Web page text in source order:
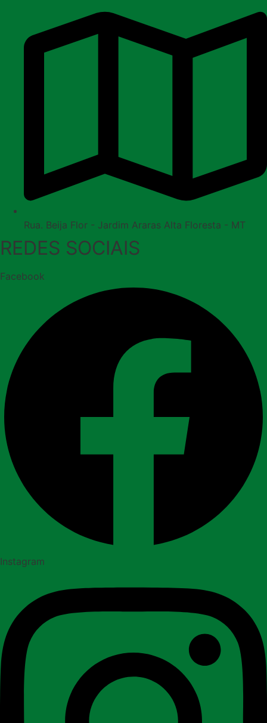
Rua. Beija Flor - Jardim Araras Alta Floresta - MT
REDES SOCIAIS
Facebook
Instagram